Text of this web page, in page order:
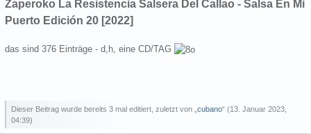
Zaperoko La Resistencia Salsera Del Callao - Salsa En Mi
Puerto Edición 20 [2022]
das sind 376 Einträge - d,h, eine CD/TAG
Dieser Beitrag wurde bereits 3 mal editiert, zuletzt von „ cubano“ (13. Januar 2023,
04:39)